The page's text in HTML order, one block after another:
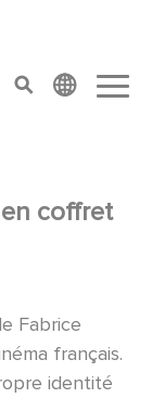
top menu
coffret
Fabrice
français.
identité